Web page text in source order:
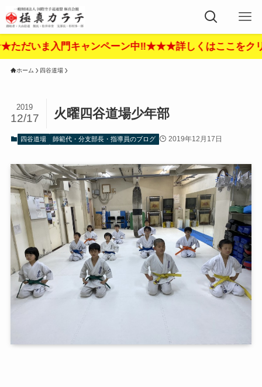
門キャンペーン中‼︎★★★詳しくはここをクリック
ホーム 四谷道場
火曜四谷道場少年部
2019
12/17
四谷道場 師範代・分支部長・指導員のブログ 2019年12月17日